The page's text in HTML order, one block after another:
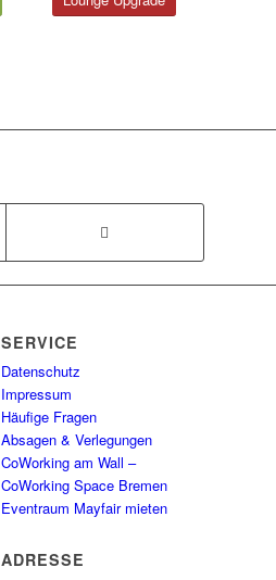
SERVICE
Datenschutz
Impressum
Häufige Fragen
Absagen & Verlegungen
CoWorking am Wall –
CoWorking Space Bremen
Eventraum Mayfair mieten
ADRESSE